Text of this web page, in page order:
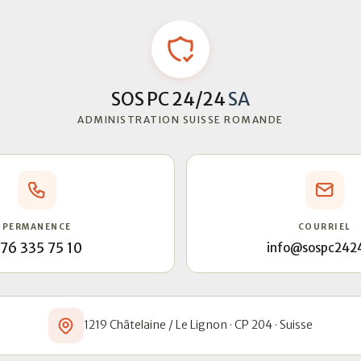
SOS PC 24/24SA
ADMINISTRATION SUISSE ROMANDE
PERMANENCE
335 75 10
COURRIEL
1219 Châtelaine / Le Lignon · CP 204 · Suisse